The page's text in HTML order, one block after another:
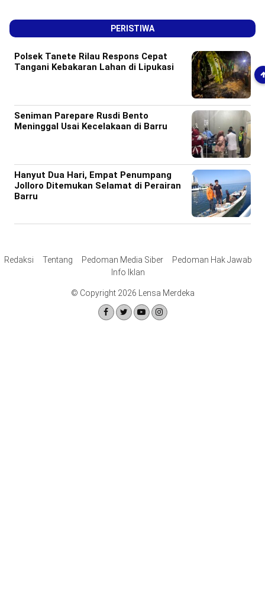
PERISTIWA
Polsek Tanete Rilau Respons Cepat
Tangani Kebakaran Lahan di Lipukasi
Seniman Parepare Rusdi Bento
Meninggal Usai Kecelakaan di Barru
Hanyut Dua Hari, Empat Penumpang
Jolloro Ditemukan Selamat di Perairan
Barru
Redaksi Tentang Pedoman Media Siber
Pedoman Hak Jawab
Info Iklan
© Copyright 2026 Lensa Merdeka